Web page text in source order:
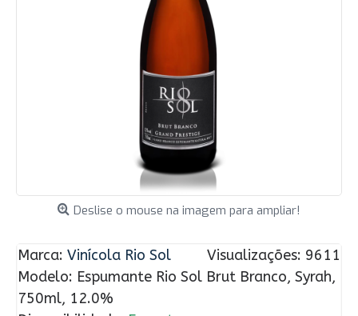
Deslise o mouse na imagem para ampliar!
Visualizações: 9611
Marca: Vinícola Rio Sol
Modelo: Espumante Rio Sol Brut Branco, Syrah,
750ml, 12.0%